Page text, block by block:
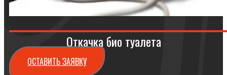
Откачка био туалета
ОСТАВИТЬ ЗАЯВКУ